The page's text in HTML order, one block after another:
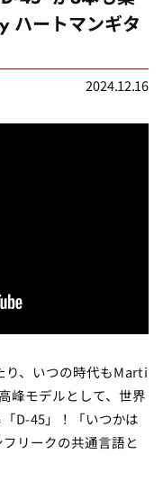
ハートマンギタ
2024.12.16
り、いつの時代もMarti
峰モデルとして、世界
D-45」！「いつかは
リークの共通言語と